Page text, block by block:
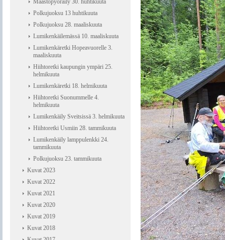
Maastopyöräily 30. huhtikuuta
Polkujuoksu 13 huhtikuuta
Polkujuoksu 28. maaliskuuta
Lumikenkäilemässä 10. maaliskuuta
Lumikenkäretki Hopeavuorelle 3.
maaliskuuta
Hiihtoretki kaupungin ympäri 25.
helmikuuta
Lumikenkäretki 18. helmikuuta
Hiihtoretki Suonummelle 4.
helmikuuta
Lumikenkäily Sveitsissä 3. helmikuuta
Hiihtoretki Usmiin 28. tammikuuta
Lumikenkäily lamppulenkki 24.
tammikuuta
Polkujuoksu 23. tammikuuta
Kuvat 2023
Kuvat 2022
Kuvat 2021
Kuvat 2020
Kuvat 2019
Kuvat 2018